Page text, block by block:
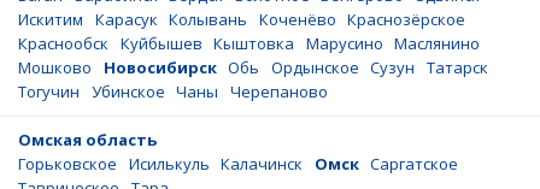
Искитим
Карасук Колывань Коченёво Краснозёрское
Краснообск
Куйбышев Кыштовка Марусино Маслянино
Мошково
Новосибирск Обь Ордынское Сузун
Татарск
Тогучин
Убинское Чаны Черепаново
Омская область
Горьковское
Исилькуль Калачинск Омск Саргатское